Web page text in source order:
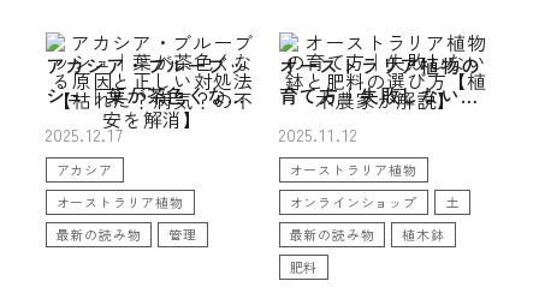
アカシア・ブルーブッ
シュ｜葉が茶色くなる
原因と正しい対処法
【枯れた？病気？の不
安を解消】
2025.12.17
アカシア
オーストラリア植物
最新の読み物
管理
オーストラリア植物の
育て方｜失敗しない鉢
と肥料の選び方【植木
農家が解説】
2025.11.12
オーストラリア植物
オンラインショップ
土
最新の読み物
植木鉢
肥料